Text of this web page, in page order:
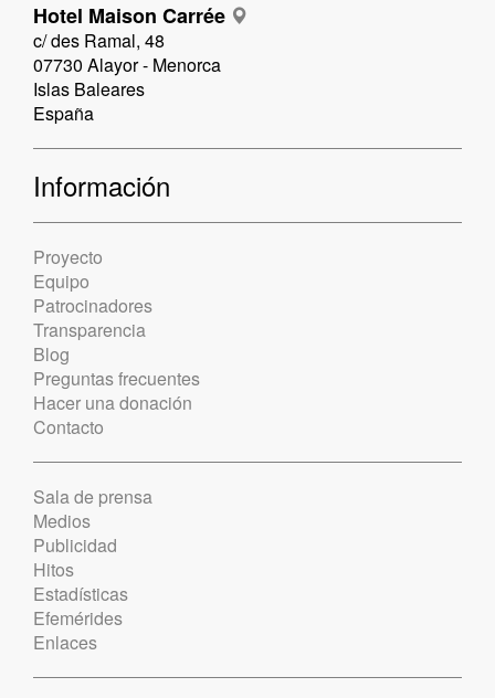
Hotel Maison Carrée
c/ des Ramal, 48
07730 Alayor - Menorca
Islas Baleares
España
Información
Proyecto
Equipo
Patrocinadores
Transparencia
Blog
Preguntas frecuentes
Hacer una donación
Contacto
Sala de prensa
Medios
Publicidad
Hitos
Estadísticas
Efemérides
Enlaces